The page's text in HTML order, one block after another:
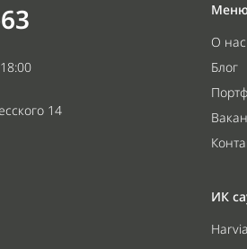
14
Меню
О нас
Блог
ИК
Harvia